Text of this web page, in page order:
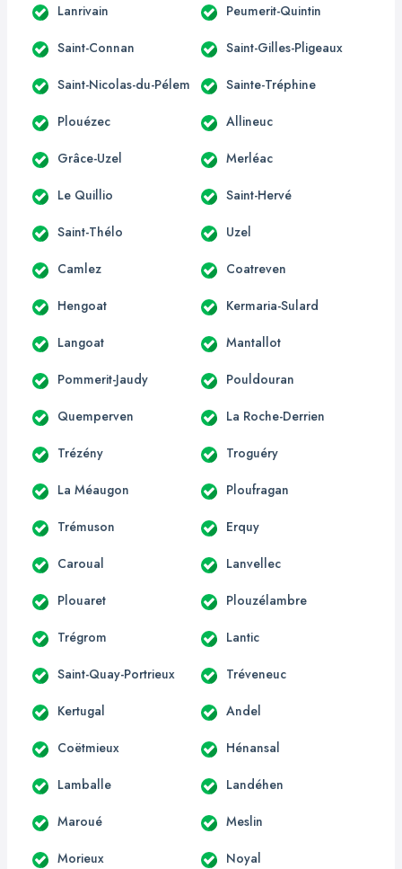
Lanrivain Peumerit-Quintin
Saint-Connan Saint-Gilles-Pligeaux
Saint-Nicolas-du-Pélem Sainte-Tréphine
Plouézec Allineuc
Grâce-Uzel Merléac
Le Quillio Saint-Hervé
Saint-Thélo Uzel
Camlez Coatreven
Hengoat Kermaria-Sulard
Langoat Mantallot
Pommerit-Jaudy Pouldouran
Quemperven La Roche-Derrien
Trézény Troguéry
La Méaugon Ploufragan
Trémuson Erquy
Caroual Lanvellec
Plouaret Plouzélambre
Trégrom Lantic
Saint-Quay-Portrieux Tréveneuc
Kertugal Andel
Coëtmieux Hénansal
Lamballe Landéhen
Maroué Meslin
Morieux Noyal